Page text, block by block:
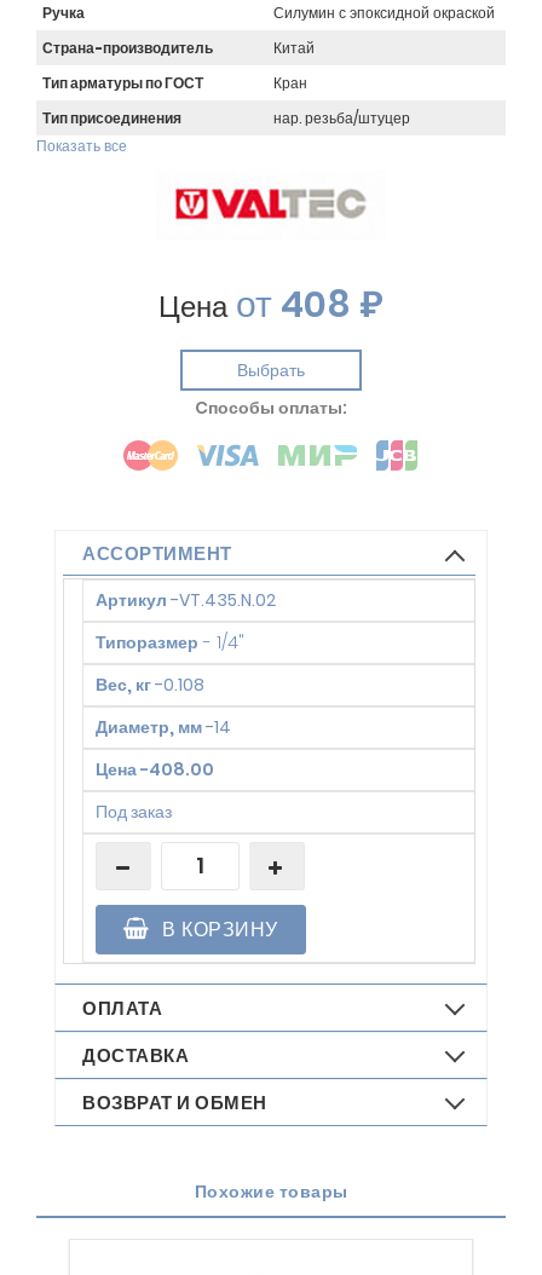
Ручка
Силумин с эпоксидной окраской
Страна-производитель
Китай
Тип арматуры по ГОСТ
Кран
Тип присоединения
нар. резьба/штуцер
Показать все
Ценаот408 ₽
Выбрать
Cпособы оплаты:
АССОРТИМЕНТ
Артикул -VT.435.N.02
Типоразмер - 1/4"
Вес, кг-0.108
Диаметр, мм-14
Цена-408.00
Под заказ
В КОРЗИНУ
ОПЛАТА
ДОСТАВКА
ВОЗВРАТ И ОБМЕН
Похожие товары